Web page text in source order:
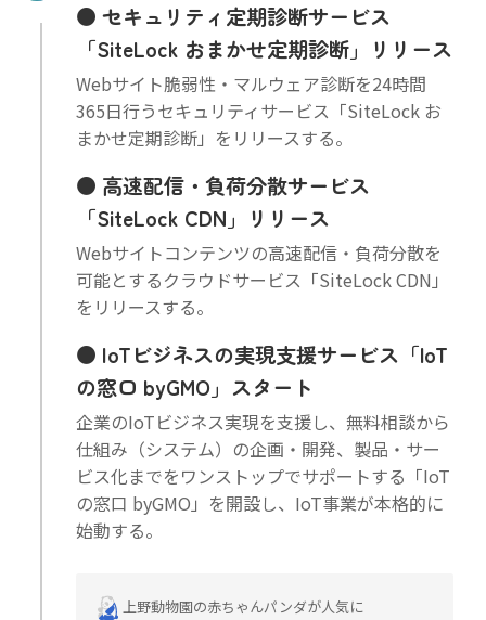
セキュリティ定期診断サービス
「SiteLock おまかせ定期診断」リリース
Webサイト脆弱性・マルウェア診断を24時間
365日行うセキュリティサービス「SiteLock お
まかせ定期診断」をリリースする。
高速配信・負荷分散サービス
「SiteLock CDN」リリース
Webサイトコンテンツの高速配信・負荷分散を
可能とするクラウドサービス「SiteLock CDN」
をリリースする。
IoTビジネスの実現支援サービス「IoT
の窓口 byGMO」スタート
企業のIoTビジネス実現を支援し、無料相談から
仕組み（システム）の企画・開発、製品・サー
ビス化までをワンストップでサポートする「IoT
の窓口 byGMO」を開設し、IoT事業が本格的に
始動する。
上野動物園の赤ちゃんパンダが人気に